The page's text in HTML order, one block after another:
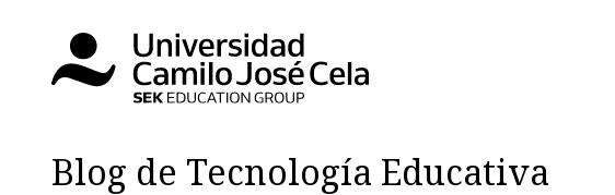
Blog de Tecnología Educativa